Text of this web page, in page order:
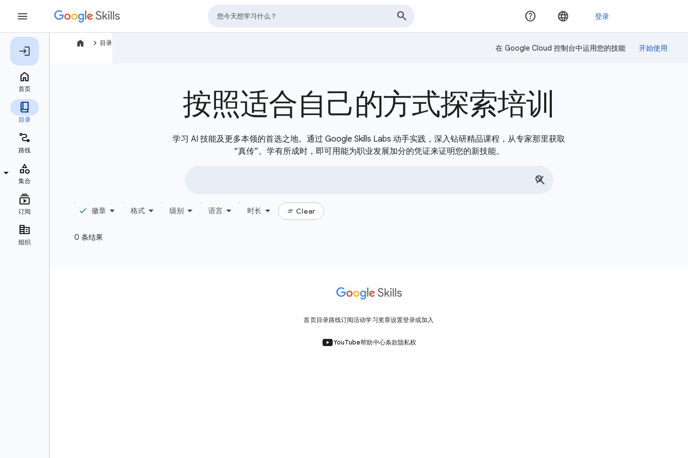
navigate_next 目录
在 Google Cloud 控制台中运用您的技能
按照适合自己的方式探索培训
学习 AI 技能及更多本领的首选之地。通过 Google Skills Labs 动手实践，深入钻研精品课程，从专家那里获取
“真传”。学有所成时，即可用能为职业发展加分的凭证来证明您的新技能。
首页目录路线订阅活动学习奖章设置登录或加入
YouTube帮助中心条款隐私权